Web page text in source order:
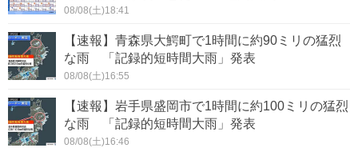
08/08(土)18:41
【速報】青森県大鰐町で1時間に約90ミリの猛烈
な雨 「記録的短時間大雨」発表
08/08(土)16:55
【速報】岩手県盛岡市で1時間に約100ミリの猛烈
な雨 「記録的短時間大雨」発表
08/08(土)16:46